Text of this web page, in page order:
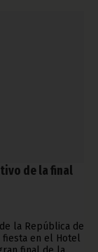
de la final
la República de
fiesta en el Hotel